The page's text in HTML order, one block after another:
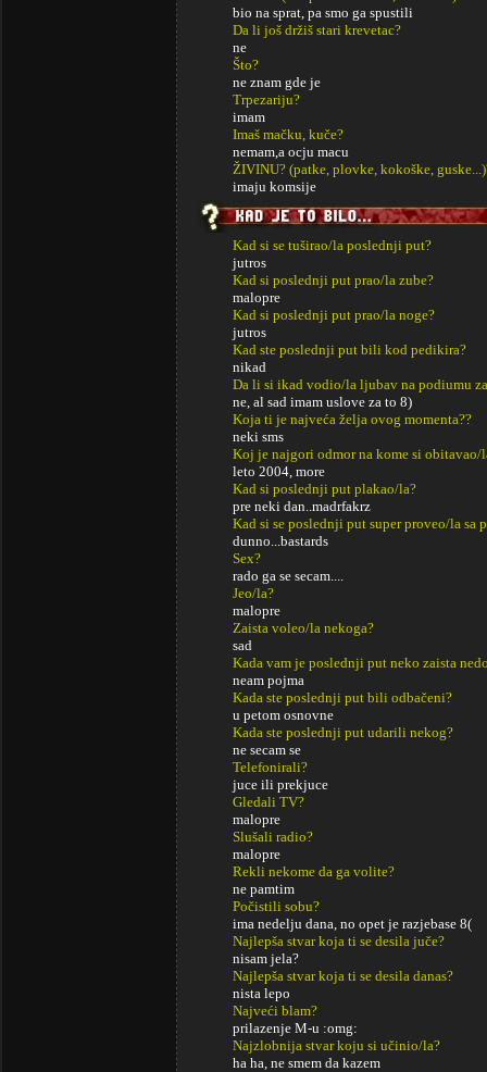
bio na sprat, pa smo ga spustili
Da li još držiš stari krevetac?
ne
Što?
ne znam gde je
Trpezariju?
imam
Imaš mačku, kuče?
nemam,a ocju macu
ŽIVINU? (patke, plovke, kokoške,
imaju komsije
Kad si se tuširao/la poslednji put?
jutros
Kad si poslednji put prao/la zube?
malopre
Kad si poslednji put prao/la noge?
jutros
Kad ste poslednji put bili kod pedikira?
nikad
Da li si ikad vodio/la ljubav na podiumu
ne, al sad imam uslove za to 8)
Koja ti je najveća želja ovog momenta??
neki sms
Koj je najgori odmor na kome si obitavao/
leto 2004, more
Kad si poslednji put plakao/la?
pre neki dan..madrfakrz
Kad si se poslednji put super proveo/la sa
dunno...bastards
Sex?
rado ga se secam....
Jeo/la?
malopre
Zaista voleo/la nekoga?
sad
Kada vam je poslednji put neko zaista
neam pojma
Kada ste poslednji put bili odbačeni?
u petom osnovne
Kada ste poslednji put udarili nekog?
ne secam se
Telefonirali?
juce ili prekjuce
Gledali TV?
malopre
Slušali radio?
malopre
Rekli nekome da ga volite?
ne pamtim
Počistili sobu?
ima nedelju dana, no opet je razjebase 8(
Najlepša stvar koja ti se desila juče?
nisam jela?
Najlepša stvar koja ti se desila danas?
nista lepo
Najveći blam?
prilazenje M-u :omg:
Najzlobnija stvar koju si učinio/la?
ha ha, ne smem da kazem